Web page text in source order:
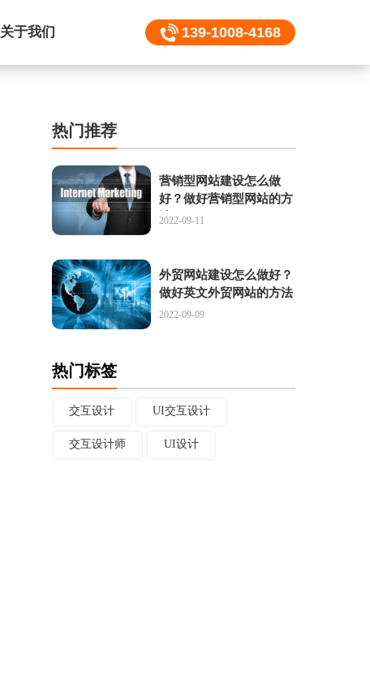
关于我们 139-1008-4168
热门推荐
营销型网站建设怎么做
好？做好营销型网站的方
法
2022-09-11
外贸网站建设怎么做好？
做好英文外贸网站的方法
2022-09-09
热门标签
交互设计 UI交互设计
交互设计师 UI设计